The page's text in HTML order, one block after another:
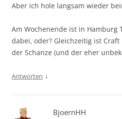
Aber ich hole langsam wieder
Am Wochenende ist in
dabei, oder? Gleichzeitig ist
der Schanze (und der eher
Antworten ↓
BjoernHH